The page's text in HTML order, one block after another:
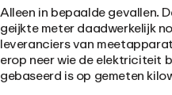
Alleen in bepaalde gevallen.
geijkte meter daadwerkelijk
leveranciers van
erop neer wie de elektriciteit
gebaseerd is op gemeten